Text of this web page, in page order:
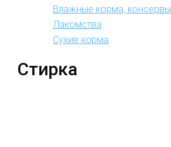
Влажные корма, консервы
Лакомства
Сухие корма
Стирка